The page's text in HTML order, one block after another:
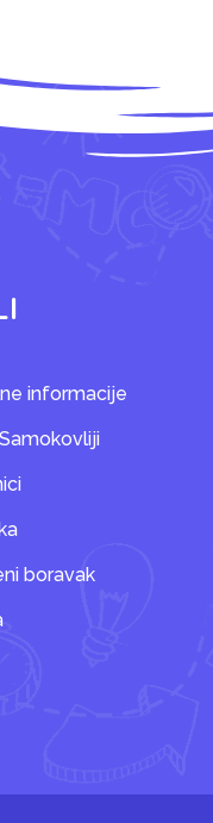
informacije
boravak